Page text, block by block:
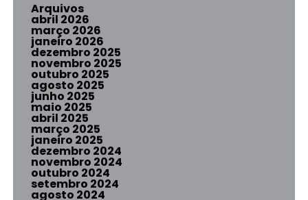
Arquivos
abril 2026
março 2026
janeiro 2026
dezembro 2025
novembro 2025
outubro 2025
agosto 2025
junho 2025
maio 2025
abril 2025
março 2025
janeiro 2025
dezembro 2024
novembro 2024
outubro 2024
setembro 2024
agosto 2024